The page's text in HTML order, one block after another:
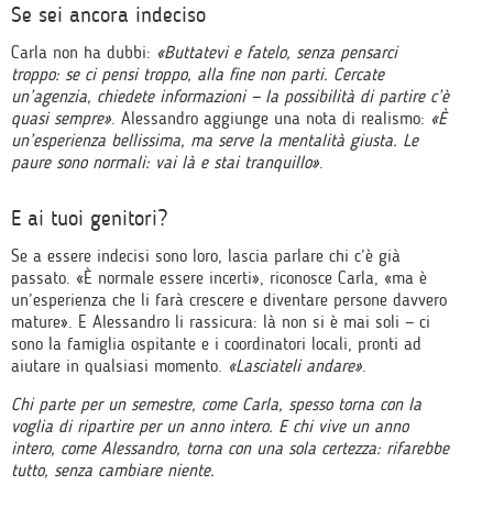
Se sei ancora indeciso
Carla non ha dubbi: «Buttatevi e fatelo, senza pensarci
troppo: se ci pensi troppo, alla fine non parti. Cercate
un’agenzia, chiedete informazioni — la possibilità di partire c’è
quasi sempre». Alessandro aggiunge una nota di realismo: «È
un’esperienza bellissima, ma serve la mentalità giusta. Le
paure sono normali: vai là e stai tranquillo».
E ai tuoi genitori?
Se a essere indecisi sono loro, lascia parlare chi c’è già
passato. «È normale essere incerti», riconosce Carla, «ma è
un’esperienza che li farà crescere e diventare persone davvero
mature». E Alessandro li rassicura: là non si è mai soli — ci
sono la famiglia ospitante e i coordinatori locali, pronti ad
aiutare in qualsiasi momento. «Lasciateli andare».
Chi parte per un semestre, come Carla, spesso torna con la
voglia di ripartire per un anno intero. E chi vive un anno
intero, come Alessandro, torna con una sola certezza: rifarebbe
tutto, senza cambiare niente.